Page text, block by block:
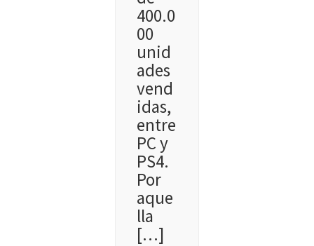
400.0
00
unid
ades
vend
idas,
entre
PC y
PS4.
Por
aque
lla
[…]